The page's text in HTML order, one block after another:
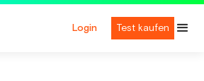
Login Test kaufen